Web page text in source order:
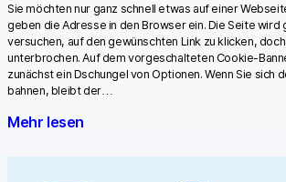
Sie möchten nur ganz schnell etwas auf einer
geben die Adresse in den Browser ein. Die Seite wird
versuchen, auf den gewünschten Link zu klicken,
unterbrochen. Auf dem vorgeschalteten Cookie-
zunächst ein Dschungel von Optionen. Wenn Sie sich
bahnen, bleibt der…
Mehr lesen